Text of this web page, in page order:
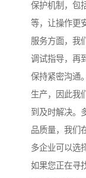
保护机制，包
等，让操作更
服务方面，我
调试指导，再
保持紧密沟通
生产，因此我
到及时解决。
品质量，我们
多企业可以选
如果您正在寻